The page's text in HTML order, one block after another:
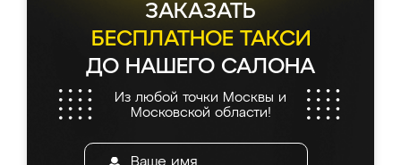
ЗАКАЗАТЬ
БЕСПЛАТНОЕ ТАКСИ
ДО НАШЕГО САЛОНА
Из любой точки Москвы и
Московской области!